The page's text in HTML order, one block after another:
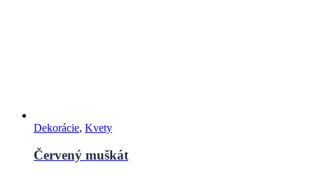
Dekorácie, Kvety
Červený muškát